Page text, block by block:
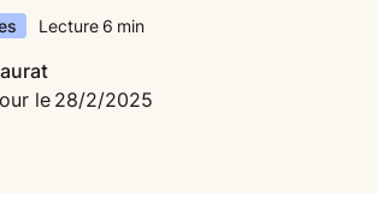
Lecture 6 min
le 28/2/2025